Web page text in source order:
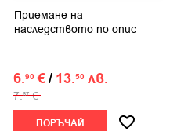
Приемане на
наследството по опис
6.90 €/ 13.50 лв.
7.67 €
ПОРЪЧАЙ